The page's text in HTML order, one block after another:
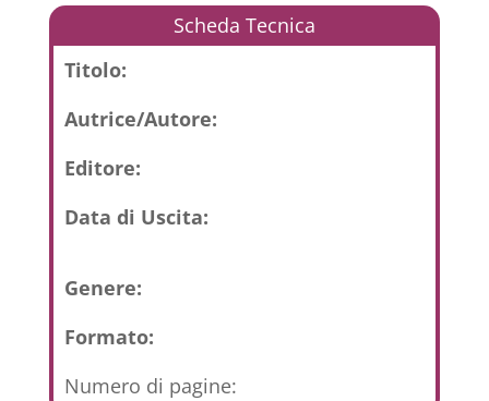
Scheda Tecnica
Titolo:
Autrice/Autore:
Editore:
Data di Uscita:
Genere:
Formato:
Numero di pagine: